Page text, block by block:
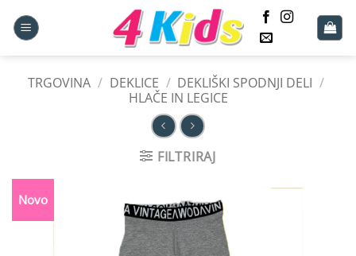
na
TRGOVINA / DEKLICE / DEKLIŠKI SPODNJI DELI /
HLAČE IN LEGICE
FILTRIRAJ
Novo